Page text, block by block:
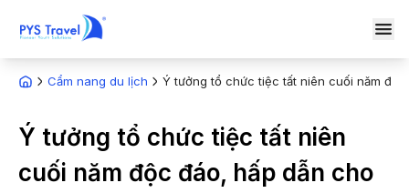
Cẩm nang du lịch Ý tưởng tổ chức tiệc tất niên cuối năm
Ý tưởng tổ chức tiệc tất niên
cuối năm độc đáo, hấp dẫn cho